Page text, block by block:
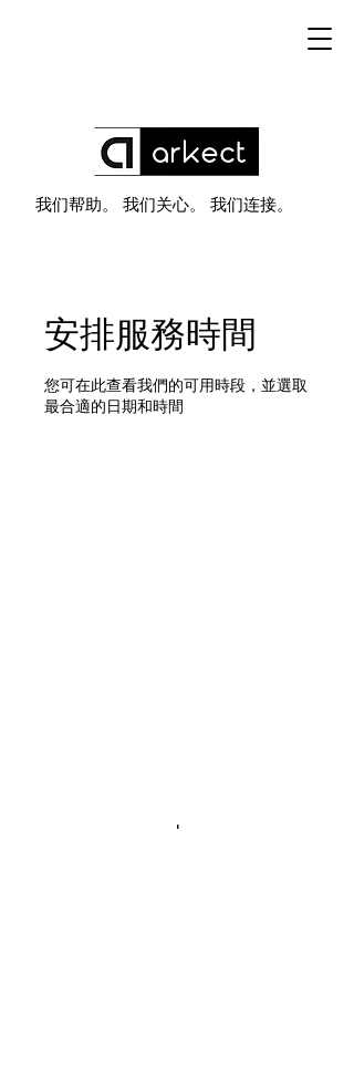
我们帮助。 我们关心。 我们连接。
安排服務時間
您可在此查看我們的可用時段，並選取
最合適的日期和時間